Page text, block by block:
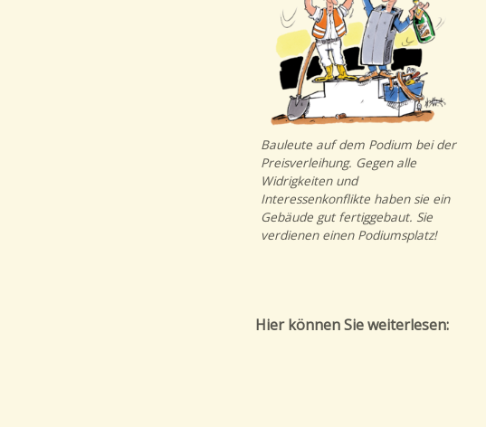
Bauleute auf dem Podium bei der
Preisverleihung. Gegen alle
Widrigkeiten und
Interessenkonflikte haben sie ein
Gebäude gut fertiggebaut. Sie
verdienen einen Podiumsplatz!
Hier können Sie weiterlesen: